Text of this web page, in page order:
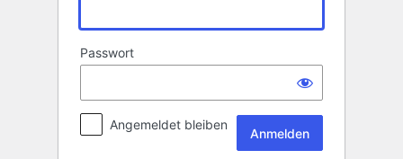
Passwort
Angemeldet bleiben